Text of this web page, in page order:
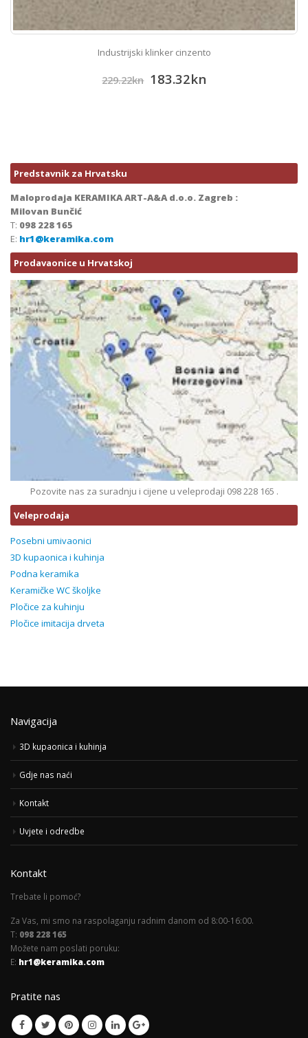
Industrijski klinker cinzento
229.22kn 183.32kn
Predstavnik za Hrvatsku
Maloprodaja KERAMIKA ART-A&A d.o.o. Zagreb :
Milovan Bunčić
T: 098 228 165
E: hr1@keramika.com
Prodavaonice u Hrvatskoj
Pozovite nas za suradnju i cijene u veleprodaji 098 228 165 .
Veleprodaja
Posebni umivaonici
3D kupaonica i kuhinja
Podna keramika
Keramičke WC školjke
Pločice za kuhinju
Pločice imitacija drveta
Navigacija
3D kupaonica i kuhinja
Gdje nas naći
Kontakt
Uvjete i odredbe
Kontakt
Trebate li pomoć?
Za Vas, mi smo na raspolaganju radnim danom od 8:00-16:00.
T: 098 228 165
Možete nam poslati poruku:
E: hr1@keramika.com
Pratite nas